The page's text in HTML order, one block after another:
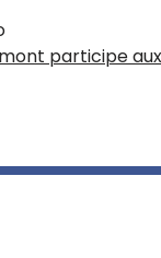
des
participe